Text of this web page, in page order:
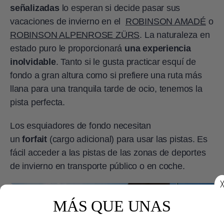
╳
MÁS QUE UNAS
señalizadas lo esperan si decide pasar sus
vacaciones de invierno en el ROBINSON AMADÉ o
ROBINSON ALPENROSE ZÜRS. La naturaleza en
estado puro le proporcionará una experiencia
inolvidable. Tanto si le gusta practicar esquí de
fondo a gran altura como si prefiere una ruta más
llana para una tranquila tarde de ocio, tenemos la
pista perfecta.
Los esquiadores de fondo necesitan
unforfait(cargo adicional) para usar las pistas. Es
fácil acceder a las pistas de las zonas de deportes
de invierno en transporte público o en coche.